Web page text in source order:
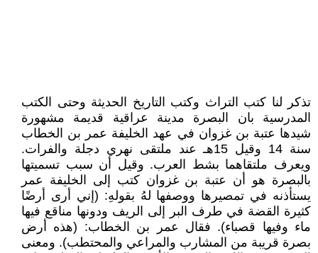
تذكر لنا كتب التراث وكتب التاريخ الحديثة وحتى الكتب
المدرسية بان البصرة مدينة عراقية قديمة مشهورة
شيدها عتبة بن غزوان في عهد الخليفة عمر بن الخطاب
سنة 14 وقيل 15هـ عند ملتقى نهري دجلة والفرات.
ويعرف ملتقاهما بشط العرب. وقيل أن سبب تسميتها
بالبصرة هو أن عتبة بن غزوان كتب إلى الخليفة عمر
يستأذنه في تمصيرها ووصفها لهُ بقولهِ: (إني أرى أرضًا
كثيرة القضة في طرف البر إلى الريف ودونها مناقع فيها
ماء وفيها قصباء). فقال عمر بن الخطاب: (هذه أرض
بصرة قريبة من المشارب والمراعي والمحتطب). ومعنى